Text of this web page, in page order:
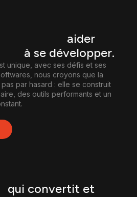
aider
à se développer.
unique, avec ses défis et ses
nous croyons que la
par hasard : elle se construit
des outils performants et un
qui convertit et